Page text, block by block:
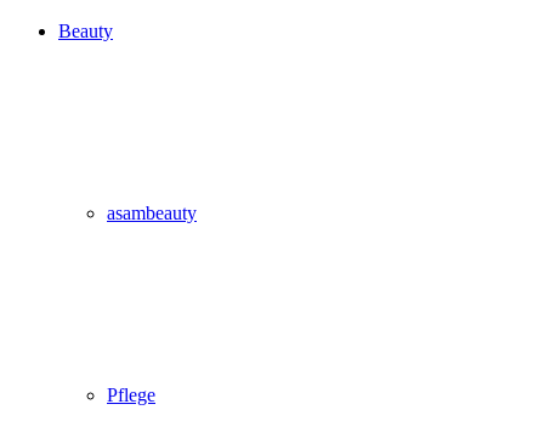
Beauty
asambeauty
Pflege